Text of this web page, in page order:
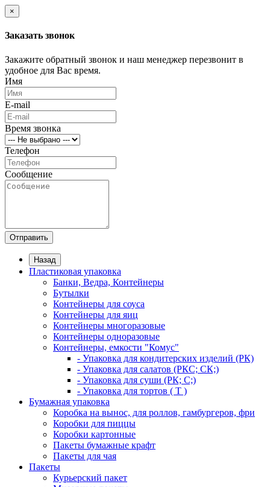
×
Заказать звонок
Закажите обратный звонок и наш менеджер перезвонит в
удобное для Вас время.
Имя
E-mail
Время звонка
Телефон
Сообщение
Отправить
Назад
Пластиковая упаковка
Банки, Ведра, Контейнеры
Бутылки
Контейнеры для соуса
Контейнеры для яиц
Контейнеры многоразовые
Контейнеры одноразовые
Контейнеры, емкости "Комус"
- Упаковка для кондитерских изделий (РК)
- Упаковка для салатов (РКС; СК;)
- Упаковка для суши (РК; С;)
- Упаковка для тортов ( Т )
Бумажная упаковка
Коробка на вынос, для роллов, гамбургеров, фри
Коробки для пиццы
Коробки картонные
Пакеты бумажные крафт
Пакеты для чая
Пакеты
Курьерский пакет